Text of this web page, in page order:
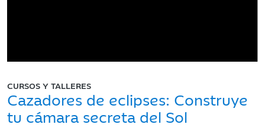
CURSOS Y TALLERES
Cazadores de eclipses: Construye
tu cámara secreta del Sol